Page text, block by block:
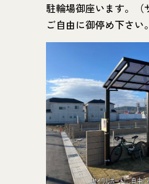
駐輪場御座います。（
ご自由に御停め下さい